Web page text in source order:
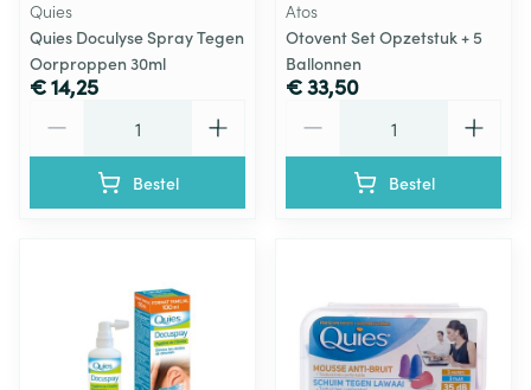
Quies
Quies Doculyse Spray Tegen
Oorproppen 30ml
€ 14,25
Bestel
Atos
Otovent Set Opzetstuk + 5
Ballonnen
€ 33,50
Bestel